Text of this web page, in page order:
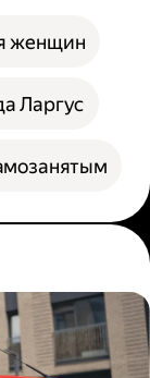
женщин
Ларгус